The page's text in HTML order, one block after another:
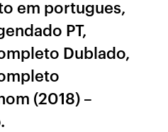
em portugues,
PT,
Dublado,
(2018) –